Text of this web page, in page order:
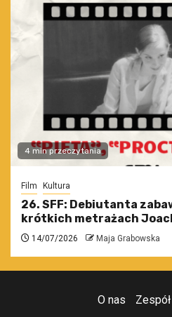
4 min przeczytania
Film Kultura
26. SFF: Debiutanta
krótkich metrażach
14/07/2026 Maja Grabowska
O nas Zespół